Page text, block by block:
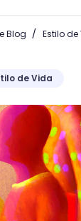
Blog / Estilo de
de Vida
y